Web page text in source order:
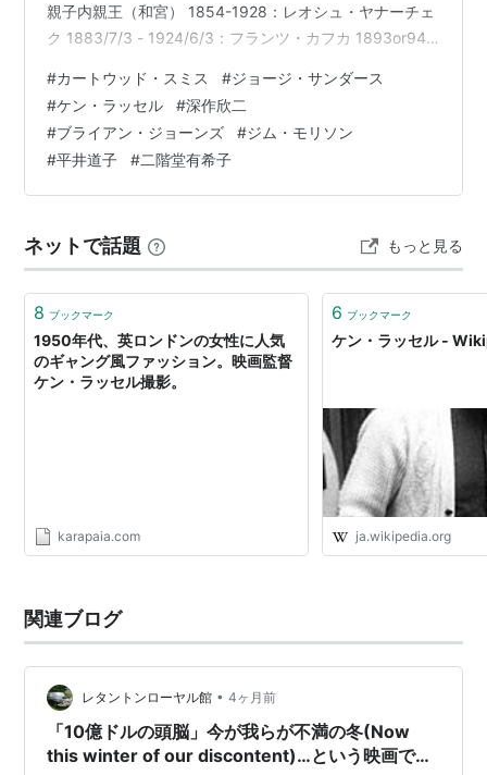
アリア（1987）
ケン・ラッセルのサロメ（1987）
ケン・ラッセルの白蛇伝説（1988）
レインボウ（1989）
逆転無罪（1991）
ボンデージ（1991）
超能力者ユリ・ゲラー
A British Picture: An
作者:Ken Russell,Melvyn Bragg
出版社/メーカー:Southbank Pub
発売日:
ペーパーバック
この商品を含むブログを見る
[DVD] [Import]
出版社/メーカー:
マーラー [DVD]
出版社/メーカー:ハ
ディション
親子内親王（和宮） 1854-1928：レオシュ・ヤナーチェ
ク 1883/7/3 - 1924/6/3：フランツ・カフカ 1893or94-
1972/4/25：ジョージ・サンダース 1927/7/3 -
2011/11/27：ケン・ラッセル 1930/7/3 - 2003/1/2：深
作欣二／1930/7/3 - 2004/7/13：カルロス・ク…
#カートウッド・スミス #ジョージ・サンダース
#ケン・ラッセル #深作欣二
#ブライアン・ジョーンズ #ジム・モリソン
#平井道子 #二階堂有希子
ネットで話題 もっと見る
8 ブックマーク
1950年代、英ロンドンの女性に人気
のギャング風ファッション。映画監督
ケン・ラッセル撮影。
karapaia.com
6 ブックマーク
ケン・ラッセル -
ja.wikipedia.org
関連ブログ
レタントンローヤル館 • 4ヶ月前
「10億ドルの頭脳」今が我らが不満の冬(Now
this winter of our discontent)…という映画です